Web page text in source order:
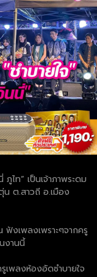
ไท” เป็นเจ้าภาพระดม
ต.สาวถี อ.เมือง
งเพลงเพราะๆจากครู
งานนี้
พลงห้องอัดซำบายใจ